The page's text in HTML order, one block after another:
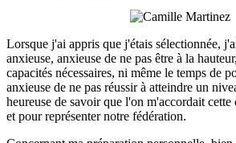
Lorsque j'ai appris que j'étais sélectionnée,
anxieuse, anxieuse de ne pas être à la
capacités nécessaires, ni même le temps de
anxieuse de ne pas réussir à atteindre un
heureuse de savoir que l'on m'accordait
et pour représenter notre fédération.